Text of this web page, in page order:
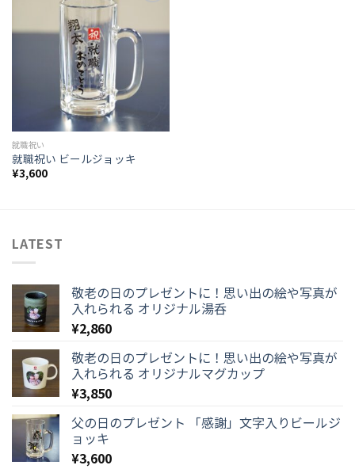
就職祝い
就職祝い ビールジョッキ
¥3,600
LATEST
敬老の日のプレゼントに！思い出の絵や写真が
入れられる オリジナル湯呑
¥2,860
敬老の日のプレゼントに！思い出の絵や写真が
入れられる オリジナルマグカップ
¥3,850
父の日のプレゼント 「感謝」文字入りビールジ
ョッキ
¥3,600